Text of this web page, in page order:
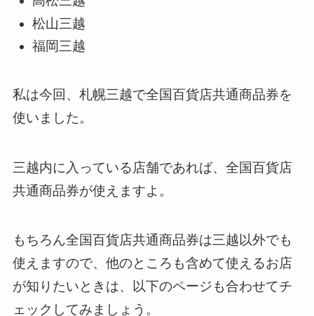
松山三越
福岡三越
私は今回、札幌三越で全国百貨店共通商品券を
使いました。
三越内に入っている店舗であれば、全国百貨店
共通商品券が使えますよ。
もちろん全国百貨店共通商品券は三越以外でも
使えますので、他のところも含めて使えるお店
が知りたいときは、以下のページも合わせてチ
ェックしてみましょう。